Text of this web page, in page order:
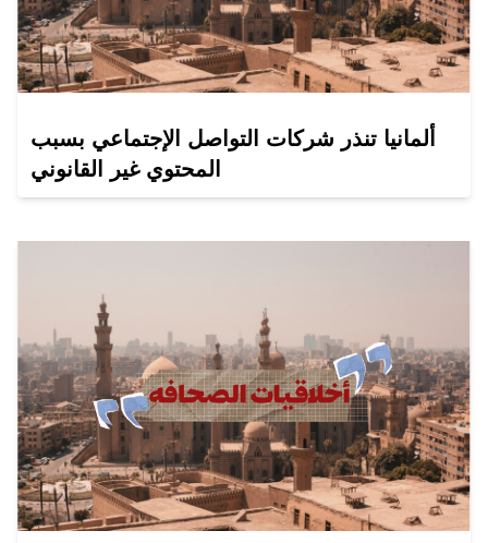
ألمانيا تنذر شركات التواصل الإجتماعي بسبب
المحتوي غير القانوني